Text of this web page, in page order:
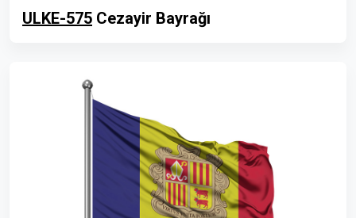
ULKE-575 Cezayir Bayrağı